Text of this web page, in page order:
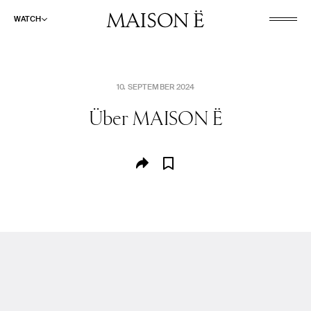
WATCH
10. SEPTEMBER 2024
ÜberMAISON Ë
WATCH